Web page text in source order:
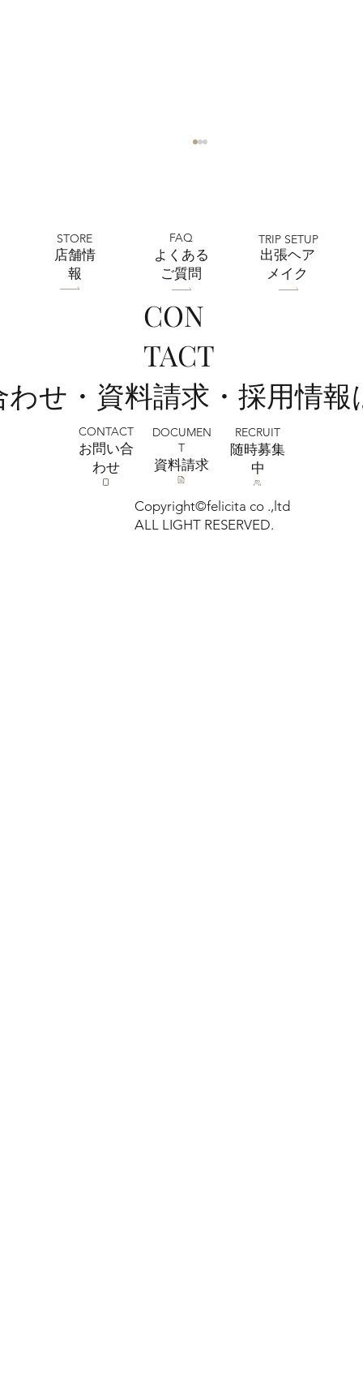
フォトウェディング前に準備するポイン
ト5選 撮影前にやっておきたいこと｜フ
ォトスタジオミルフィーユ浦和店
Copyright©felicita co .,ltd
ALL LIGHT RESERVED.
CON
TACT
せ・資料請求・採用情
CONTACT
お問い合
わせ
DOCUMEN
T
​資料請求
RECRUIT
​随時募集
中
STORE
​店舗情
報
FAQ
よくある
ご質問
TRIP SETUP
出張ヘア
メイク